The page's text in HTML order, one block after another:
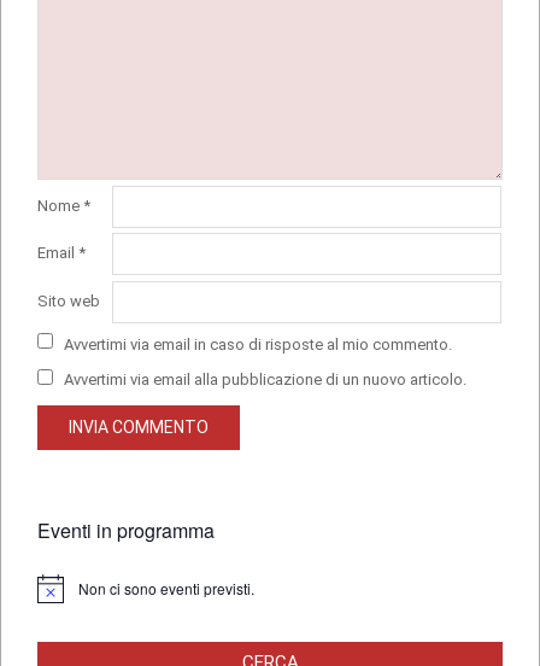
Nome *
Email *
Sito web
Avvertimi via email in caso di risposte al mio commento.
Avvertimi via email alla pubblicazione di un nuovo articolo.
Eventi in programma
Notice Non ci sono eventi previsti.